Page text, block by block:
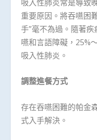
吸入性肺炎常是導致
重要原因。將吞嚥困
手”毫不為過。隨著
嚥和言語障礙，25%
吸入性肺炎。
調整進餐方式
存在吞嚥困難的帕金
式入手解決。